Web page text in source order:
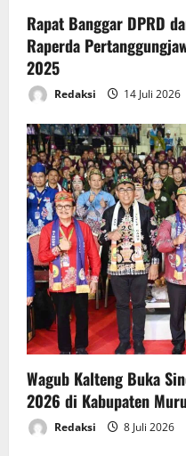
Rapat Banggar DPRD
Raperda
2025
Redaksi 14 Juli 2026
Wagub Kalteng Buka
2026 di Kabupaten
Redaksi 8 Juli 2026